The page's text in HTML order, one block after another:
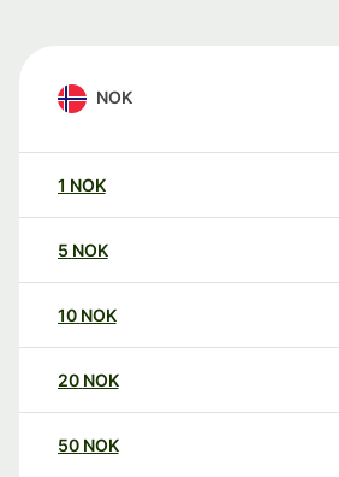
NOK
1 NOK
5 NOK
10 NOK
20 NOK
50 NOK